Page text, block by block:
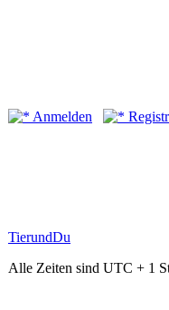
Anmelden
TierundDu
Alle Zeiten sind UTC + 1